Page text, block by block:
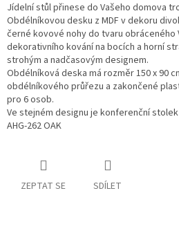
Jídelní stůl přinese do Vašeho domova
Obdélníkovou desku z MDF v dekoru
černé kovové nohy do tvaru obráceného
dekorativního kování na bocích a horní
strohým a nadčasovým designem.
Obdélníková deska má rozměr 150 x 90
obdélníkového průřezu a zakončené
pro 6 osob.
Ve stejném designu je konferenční stolek
AHG-262 OAK
ZEPTAT SE SDÍLET